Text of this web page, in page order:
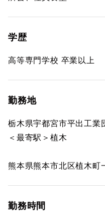
学歴
高等専門学校 卒業以上
勤務地
栃木県宇都宮市平出工
＜最寄駅＞植木
熊本県熊本市北区植木町
勤務時間